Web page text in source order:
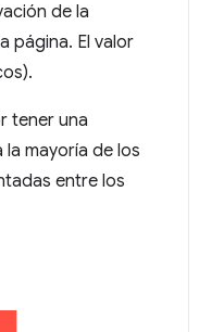
de la
página. El valor
tener una
mayoría de los
entre los